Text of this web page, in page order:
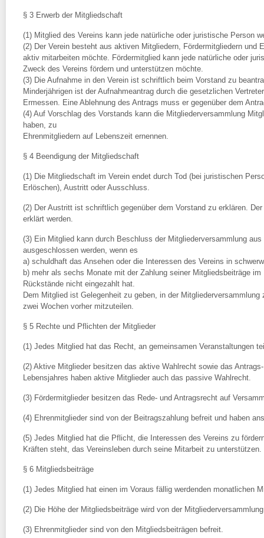
§ 3 Erwerb der Mitgliedschaft
(1) Mitglied des Vereins kann jede natürliche oder juristische Person
(2) Der Verein besteht aus aktiven Mitgliedern, Fördermitgliedern
aktiv mitarbeiten möchte. Fördermitglied kann jede natürliche oder
Zweck des Vereins fördern und unterstützen möchte.
(3) Die Aufnahme in den Verein ist schriftlich beim Vorstand zu
Minderjährigen ist der Aufnahmeantrag durch die gesetzlichen
Ermessen. Eine Ablehnung des Antrags muss er gegenüber dem
(4) Auf Vorschlag des Vorstands kann die Mitgliederversammlung
haben, zu
Ehrenmitgliedern auf Lebenszeit ernennen.
§ 4 Beendigung der Mitgliedschaft
(1) Die Mitgliedschaft im Verein endet durch Tod (bei juristischen
Erlöschen), Austritt oder Ausschluss.
(2) Der Austritt ist schriftlich gegenüber dem Vorstand zu erklären.
erklärt werden.
(3) Ein Mitglied kann durch Beschluss der Mitgliederversammlung aus
ausgeschlossen werden, wenn es
a) schuldhaft das Ansehen oder die Interessen des Vereins in
b) mehr als sechs Monate mit der Zahlung seiner Mitgliedsbeiträge
Rückstände nicht eingezahlt hat.
Dem Mitglied ist Gelegenheit zu geben, in der
zwei Wochen vorher mitzuteilen.
§ 5 Rechte und Pflichten der Mitglieder
(1) Jedes Mitglied hat das Recht, an gemeinsamen Veranstaltungen
(2) Aktive Mitglieder besitzen das aktive Wahlrecht sowie das
Lebensjahres haben aktive Mitglieder auch das passive Wahlrecht.
(3) Fördermitglieder besitzen das Rede- und Antragsrecht auf
(4) Ehrenmitglieder sind von der Beitragszahlung befreit und haben
(5) Jedes Mitglied hat die Pflicht, die Interessen des Vereins zu
Kräften steht, das Vereinsleben durch seine Mitarbeit zu unterstützen.
§ 6 Mitgliedsbeiträge
(1) Jedes Mitglied hat einen im Voraus fällig werdenden monatlichen
(2) Die Höhe der Mitgliedsbeiträge wird von der
(3) Ehrenmitglieder sind von den Mitgliedsbeiträgen befreit.